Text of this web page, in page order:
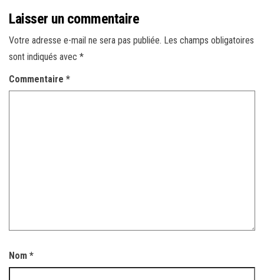
Laisser un commentaire
Votre adresse e-mail ne sera pas publiée. Les champs obligatoires
sont indiqués avec *
Commentaire *
Nom *